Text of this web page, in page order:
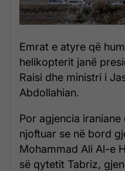
Emrat e atyre që
helikopterit janë
Raisi dhe ministri i
Abdollahian.
Por agjencia
njoftuar se në bord
Mohammad Ali Al-e
së qytetit Tabriz,